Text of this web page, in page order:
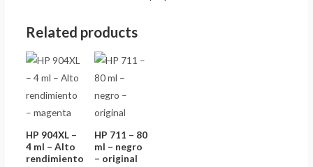
Related products
HP 904XL –
4 ml – Alto
rendimiento
HP 711 – 80
ml – negro
– original